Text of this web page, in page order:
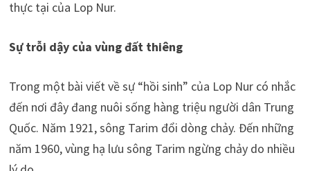
thực tại của Lop Nur.
Sự trỗi dậy của vùng đất thiêng
Trong một bài viết về sự “hồi sinh” của Lop Nur có nhắc
đến nơi đây đang nuôi sống hàng triệu người dân Trung
Quốc. Năm 1921, sông Tarim đổi dòng chảy. Đến những
năm 1960, vùng hạ lưu sông Tarim ngừng chảy do nhiều